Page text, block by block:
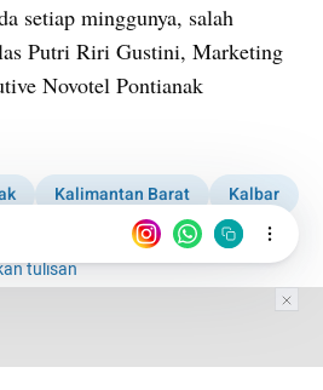
setiap minggunya, salah
Putri Riri Gustini, Marketing
Novotel Pontianak
Kalimantan Barat
Kalbar
tulisan